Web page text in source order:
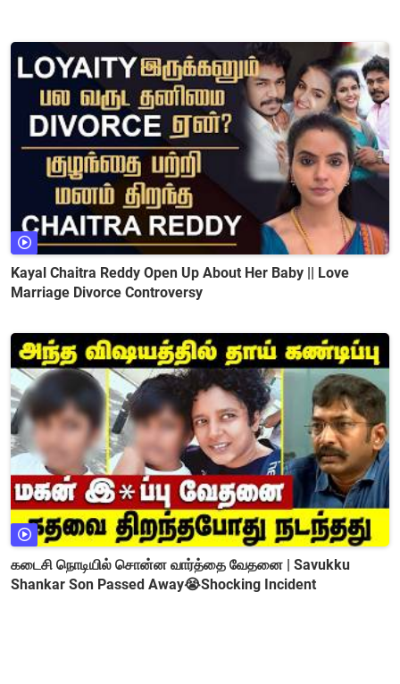
Kayal Chaitra Reddy Open Up About Her Baby || Love
Marriage Divorce Controversy
கடைசி நொடியில் சொன்ன வார்த்தை வேதனை | Savukku
Shankar Son Passed Away😭Shocking Incident